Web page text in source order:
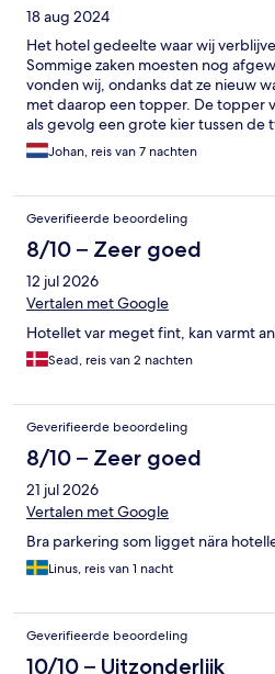
18 aug 2024
Het hotel gedeelte waar wij
Sommige zaken moesten nog
vonden wij, ondanks dat ze nieuw
met daarop een topper. De topper
als gevolg een grote kier tussen de
een mooie erg kleine kamer. Wij
meer ingericht is voor de bezoekers
Johan, reis van 7 nachten
Geverifieerde beoordeling
8/10 – Zeer goed
12 jul 2026
Vertalen met Google
Hotellet var meget fint, kan varmt
Sead, reis van 2 nachten
Geverifieerde beoordeling
8/10 – Zeer goed
21 jul 2026
Vertalen met Google
Bra parkering som ligget nära
Linus, reis van 1 nacht
Geverifieerde beoordeling
10/10 – Uitzonderlijk